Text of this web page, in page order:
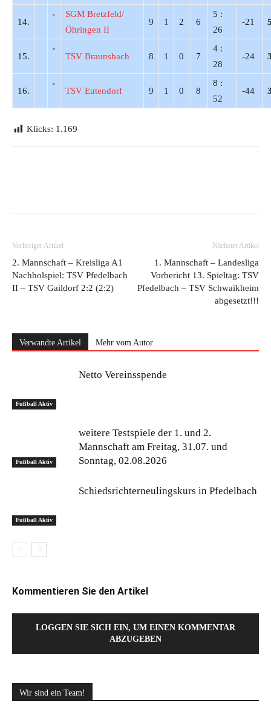
14.
SGM Bretzfeld/
Öhringen II
9 1 2 6
5 :
26
-21
15. TSV Braunsbach 8 1 0 7
4 :
28
-24
16. TSV Eutendorf 9 1 0 8
8 :
52
-44
Klicks: 1.169
Vorheriger Artikel
2. Mannschaft – Kreisliga A1
Nachholspiel: TSV Pfedelbach
II – TSV Gaildorf 2:2 (2:2)
Nächster Artikel
1. Mannschaft – Landesliga
Vorbericht 13. Spieltag: TSV
Pfedelbach – TSV Schwaikheim
abgesetzt!!!
Verwandte Artikel Mehr vom Autor
Fußball Aktiv
Netto Vereinsspende
Fußball Aktiv
weitere Testspiele der 1. und 2.
Mannschaft am Freitag, 31.07. und
Sonntag, 02.08.2026
Fußball Aktiv
Schiedsrichterneulingskurs in Pfedelbach
Kommentieren Sie den Artikel
LOGGEN SIE SICH EIN, UM EINEN KOMMENTAR
ABZUGEBEN
Wir sind ein Team!